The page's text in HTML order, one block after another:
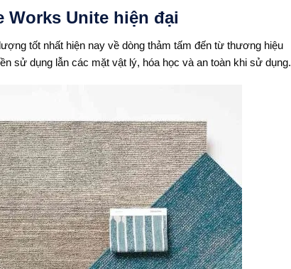
Works Unite hiện đại
tốt nhất hiện nay về dòng thảm tấm đến từ thương hiệu
sử dụng lẫn các mặt vật lý, hóa học và an toàn khi sử dụng.